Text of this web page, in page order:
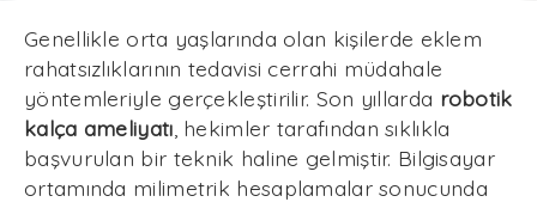
Genellikle orta yaşlarında olan kişilerde eklem
rahatsızlıklarının tedavisi cerrahi müdahale
yöntemleriyle gerçekleştirilir. Son yıllarda robotik
kalça ameliyatı , hekimler tarafından sıklıkla
başvurulan bir teknik haline gelmiştir. Bilgisayar
ortamında milimetrik hesaplamalar sonucunda